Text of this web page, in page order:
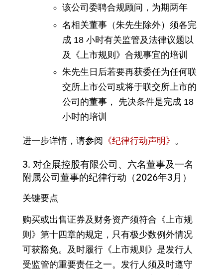
该公司委聘合规顾问，为期两年
名相关董事（朱先生除外）须各完
成 18 小时有关监管及法律议题以
及《上市规则》合规事宜的培训
朱先生日后若要再获委任为任何联
交所上市公司或将于联交所上市的
公司的董事， 先决条件是完成 18
小时的培训
进一步详情，请参阅 《纪律行动声明》 。
3. 对企展控股有限公司、六名董事及一名
附属公司董事的纪律行动（2026年3月）
关键要点
购买或出售证券及财务资产须符合《上市规
则》第十四章的规定，只有极少数例外情况
可获豁免。及时履行《上市规则》是发行人
受监管的重要责任之一。发行人须及时遵守